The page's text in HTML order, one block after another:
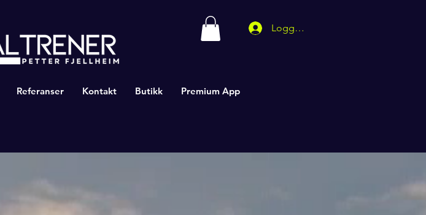
Logg inn
Referanser Kontakt Butikk Premium App